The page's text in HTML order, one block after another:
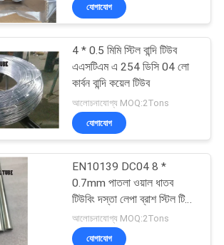
টিউব
22
যোগাযোগ
4 * 0.5 মিমি স্টিল বান্দি টিউব
এএসটিএম এ 254 ডিসি 04 লো
কার্বন বান্দি কয়েল টিউব
আলোচনাযোগ্য MOQ:2Tons
যোগাযোগ
EN10139 DC04 8 *
0.7mm পাতলা ওয়াল ধাতব
টিউবিং দস্তা লেপা ব্রাশ স্টিল টিউব
কয়েল ডাবল ওয়াল
আলোচনাযোগ্য MOQ:2Tons
যোগাযোগ